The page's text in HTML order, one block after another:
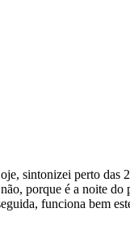
sintonizei perto
porque é a noite
funciona bem